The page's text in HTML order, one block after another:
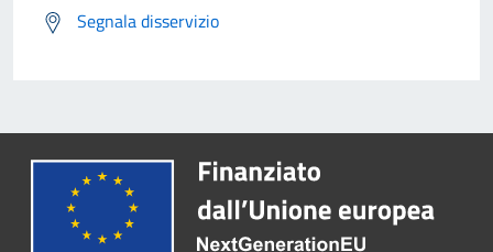
Segnala disservizio